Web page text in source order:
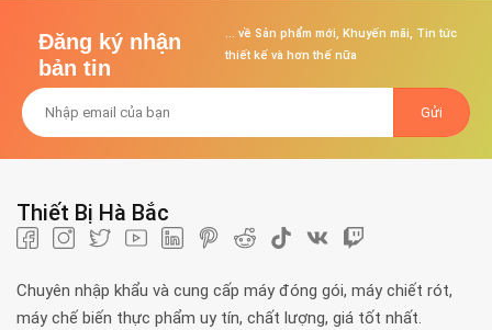
Đăng ký nhận
bản tin
... về Sản phẩm mới, Khuyến mãi, Tin tức
thiết kế và hơn thế nữa
Thiết Bị Hà Bắc
Chuyên nhập khẩu và cung cấp máy đóng gói, máy chiết rót,
máy chế biến thực phẩm uy tín, chất lượng, giá tốt nhất.